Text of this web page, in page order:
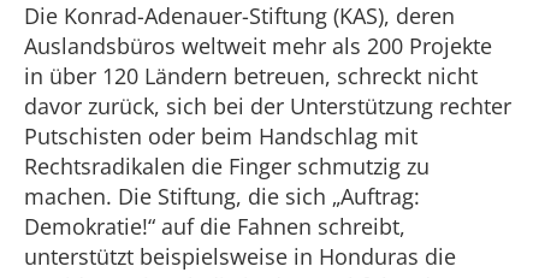
Die Konrad-Adenauer-Stiftung (KAS), deren
Auslandsbüros weltweit mehr als 200 Projekte
in über 120 Ländern betreuen, schreckt nicht
davor zurück, sich bei der Unterstützung rechter
Putschisten oder beim Handschlag mit
Rechtsradikalen die Finger schmutzig zu
machen. Die Stiftung, die sich „Auftrag:
Demokratie!“ auf die Fahnen schreibt,
unterstützt beispielsweise in Honduras die